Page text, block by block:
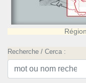
Recherche / Cerca :